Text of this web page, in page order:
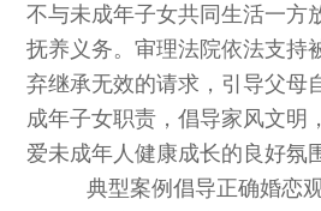
不与未成年子女共同生活一方
抚养义务。审理法院依法支持
弃继承无效的请求，引导父母
成年子女职责，倡导家风文明
爱未成年人健康成长的良好氛
典型案例倡导正确婚恋